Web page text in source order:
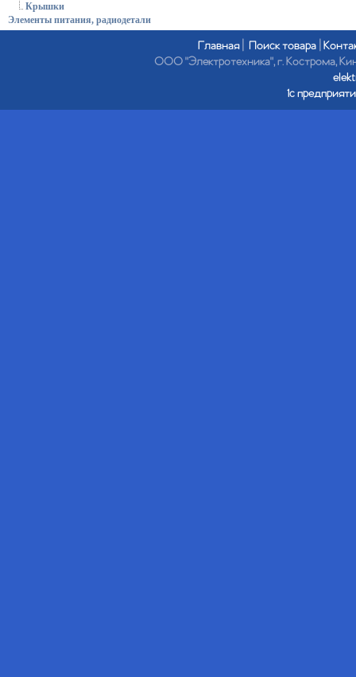
Крышки
Элементы питания, радиодетали
Главная| Поиск товара
ООО "Электротехника", г. Кострома,
1с